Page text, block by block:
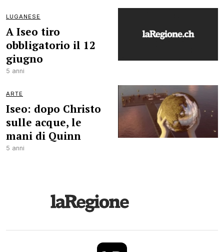
LUGANESE
A Iseo tiro
obbligatorio il 12
giugno
5 anni
ARTE
Iseo: dopo Christo
sulle acque, le
mani di Quinn
5 anni